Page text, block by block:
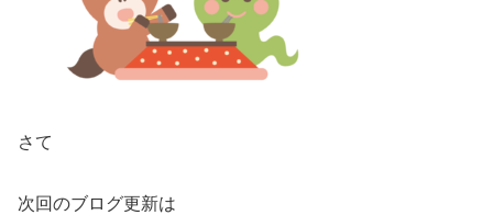
さて
次回のブログ更新は